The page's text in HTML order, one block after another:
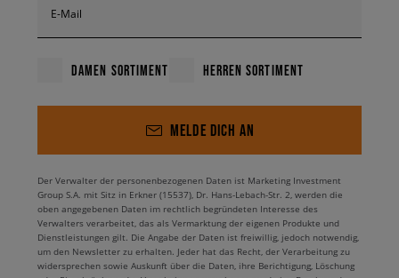
E-Mail
DAMEN SORTIMENT HERREN SORTIMENT
MELDE DICH AN
Der Verwalter der personenbezogenen Daten ist Marketing Investment
Group S.A. mit Sitz in Erkner (15537), Dr. Hans-Lebach-Str. 2, werden die
oben angegebenen Daten im rechtlich begründeten Interesse des
Verwalters verarbeitet, das als Vermarktung der eigenen Produkte und
Dienstleistungen gilt. Die Angabe der Daten ist freiwillig, jedoch notwendig,
um den Newsletter zu erhalten. Jeder hat das Recht, der Verarbeitung zu
widersprechen sowie Auskunft über die Daten, ihre Berichtigung, Löschung